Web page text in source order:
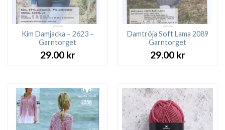
Kim Damjacka – 2623 –
Garntorget
29.00 kr
Damtröja Soft Lama 2089
Garntorget
29.00 kr